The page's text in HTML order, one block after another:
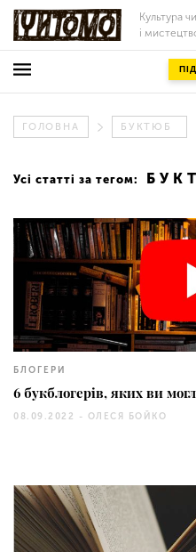
Культура
і
ГОЛОВНА БУКТЮБ
Усі статті за тегом:
БЛОГЕРИ
6 букблогерів, яких ви
08.09.2022 - ОЛЕСЯ БОЙКО